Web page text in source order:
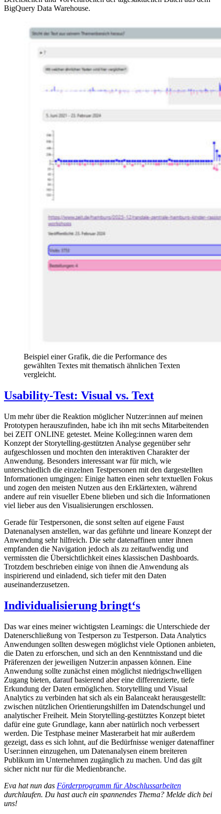
BigQuery Data Warehouse.
Beispiel einer Grafik, die die Performance des
gewählten Textes mit thematisch ähnlichen Texten
vergleicht.
Usability-Test: Visual vs. Text
Um mehr über die Reaktion möglicher Nutzer:innen auf meinen
Prototypen herauszufinden, habe ich ihn mit sechs Mitarbeitenden
bei ZEIT ONLINE getestet. Meine Kolleg:innen waren dem
Konzept der Storytelling-gestützten Analyse gegenüber sehr
aufgeschlossen und mochten den interaktiven Charakter der
Anwendung. Besonders interessant war für mich, wie
unterschiedlich die einzelnen Testpersonen mit den dargestellten
Informationen umgingen: Einige hatten einen sehr textuellen Fokus
und zogen den meisten Nutzen aus den Erklärtexten, während
andere auf rein visueller Ebene blieben und sich die Informationen
viel lieber aus den Visualisierungen erschlossen.
Gerade für Testpersonen, die sonst selten auf eigene Faust
Datenanalysen anstellen, war das geführte und lineare Konzept der
Anwendung sehr hilfreich. Die sehr datenaffinen unter ihnen
empfanden die Navigation jedoch als zu zeitaufwendig und
vermissten die Übersichtlichkeit eines klassischen Dashboards.
Trotzdem beschrieben einige von ihnen die Anwendung als
inspirierend und einladend, sich tiefer mit den Daten
auseinanderzusetzen.
Individualisierung bringt‘s
Das war eines meiner wichtigsten Learnings: die Unterschiede der
Datenerschließung von Testperson zu Testperson. Data Analytics
Anwendungen sollten deswegen möglichst viele Optionen anbieten,
die Daten zu erforschen, und sich an den Kenntnisstand und die
Präferenzen der jeweiligen Nutzer:in anpassen können. Eine
Anwendung sollte zunächst einen möglichst niedrigschwelligen
Zugang bieten, darauf basierend aber eine differenzierte, tiefe
Erkundung der Daten ermöglichen. Storytelling und Visual
Analytics zu verbinden hat sich als ein Balanceakt herausgestellt:
zwischen nützlichen Orientierungshilfen im Datendschungel und
analytischer Freiheit. Mein Storytelling-gestütztes Konzept bietet
dafür eine gute Grundlage, kann aber natürlich noch verbessert
werden. Die Testphase meiner Masterarbeit hat mir außerdem
gezeigt, dass es sich lohnt, auf die Bedürfnisse weniger datenaffiner
User:innen einzugehen, um Datenanalysen einem breiteren
Publikum im Unternehmen zugänglich zu machen. Und das gilt
sicher nicht nur für die Medienbranche.
Eva hat nun das Förderprogramm für Abschlussarbeiten
durchlaufen. Du hast auch ein spannendes Thema? Melde dich bei
uns!